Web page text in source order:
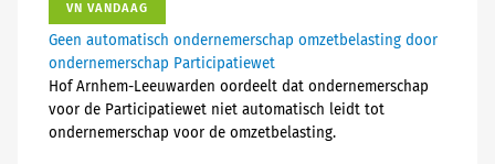
VN VANDAAG
Geen automatisch ondernemerschap omzetbelasting door
ondernemerschap Participatiewet
Hof Arnhem-Leeuwarden oordeelt dat ondernemerschap
voor de Participatiewet niet automatisch leidt tot
ondernemerschap voor de omzetbelasting.